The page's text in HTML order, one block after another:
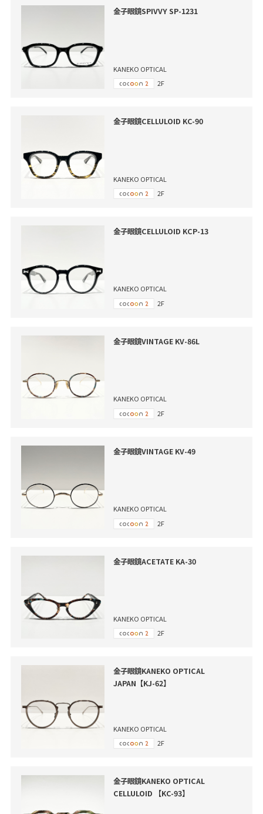
金子眼鏡SPIVVY SP-1231
KANEKO OPTICAL
2F
金子眼鏡CELLULOID KC-90
KANEKO OPTICAL
2F
金子眼鏡CELLULOID KCP-13
KANEKO OPTICAL
2F
金子眼鏡VINTAGE KV-86L
KANEKO OPTICAL
2F
金子眼鏡VINTAGE KV-49
KANEKO OPTICAL
2F
金子眼鏡ACETATE KA-30
KANEKO OPTICAL
2F
金子眼鏡KANEKO OPTICAL
JAPAN【KJ-62】
KANEKO OPTICAL
2F
金子眼鏡KANEKO OPTICAL
CELLULOID 【KC-93】